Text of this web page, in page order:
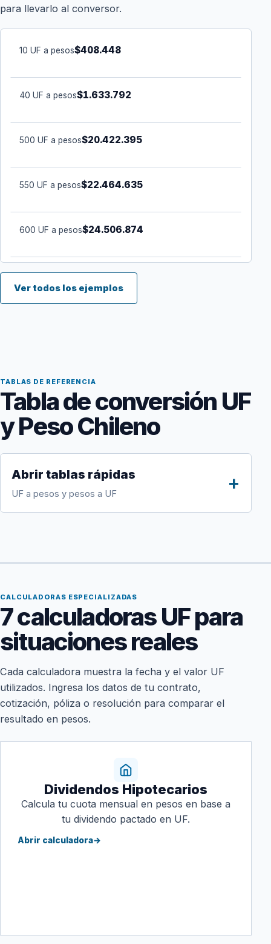
para llevarlo al conversor.
10 UF a pesos$408.448
40 UF a pesos$1.633.792
500 UF a pesos$20.422.395
550 UF a pesos$22.464.635
600 UF a pesos$24.506.874
Ver todos los ejemplos
TABLAS DE REFERENCIA
Tabla de conversión UF
y Peso Chileno
Abrir tablas rápidas
UF a pesos y pesos a UF
CALCULADORAS ESPECIALIZADAS
7 calculadoras UF para
situaciones reales
Cada calculadora muestra la fecha y el valor UF
utilizados. Ingresa los datos de tu contrato,
cotización, póliza o resolución para comparar el
resultado en pesos.
Dividendos Hipotecarios
Calcula tu cuota mensual en pesos en base a
tu dividendo pactado en UF.
Abrir calculadora→